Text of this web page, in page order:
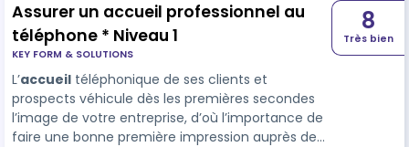
Assurer un accueil professionnel au
téléphone * Niveau 1
KEY FORM & SOLUTIONS
L’accueil téléphonique de ses clients et
prospects véhicule dès les premières secondes
l’image de votre entreprise, d’où l’importance de
faire une bonne première impression auprès de
8
Très bien